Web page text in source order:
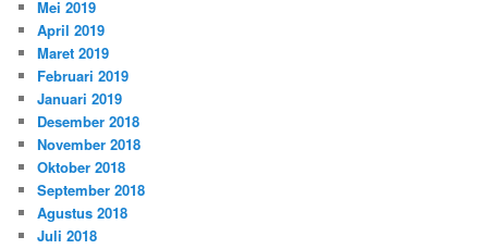
Mei 2019
April 2019
Maret 2019
Februari 2019
Januari 2019
Desember 2018
November 2018
Oktober 2018
September 2018
Agustus 2018
Juli 2018